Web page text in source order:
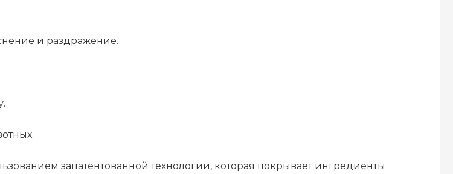
и раздражение.
запатентованной технологии, которая покрывает ингредиенты